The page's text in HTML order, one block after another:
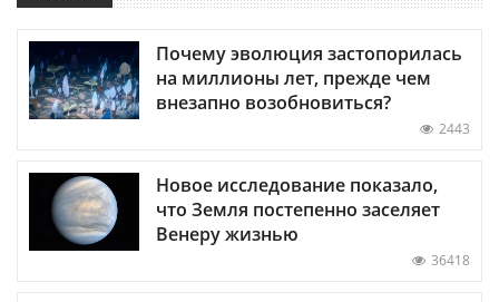
Почему эволюция застопорилась
на миллионы лет, прежде чем
внезапно возобновиться?
2443
Новое исследование показало,
что Земля постепенно заселяет
Венеру жизнью
36418